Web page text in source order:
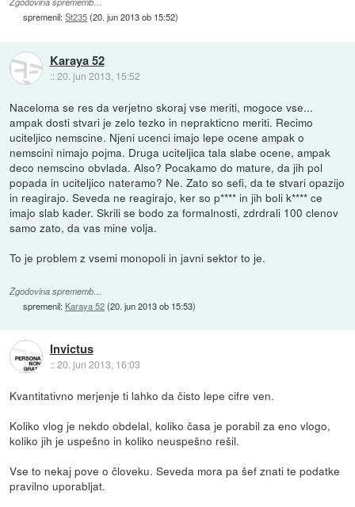
spremenil:St235(20. jun 2013 ob 15:52)
Karaya 52
::20. jun 2013, 15:52
Naceloma se res da verjetno skoraj vse meriti, mogoce vse...
ampak dosti stvari je zelo tezko in neprakticno meriti. Recimo
uciteljico nemscine. Njeni ucenci imajo lepe ocene ampak o
nemscini nimajo pojma. Druga uciteljica tala slabe ocene, ampak
deco nemscino obvlada. Also? Pocakamo do mature, da jih pol
popada in uciteljico nateramo? Ne. Zato so sefi, da te stvari opazijo
in reagirajo. Seveda ne reagirajo, ker so p**** in jih boli k**** ce
imajo slab kader. Skrili se bodo za formalnosti, zdrdrali 100 clenov
samo zato, da vas mine volja.
To je problem z vsemi monopoli in javni sektor to je.
Zgodovina sprememb…
spremenil: Karaya 52(20. jun 2013 ob 15:53)
Invictus
::20. jun 2013, 16:03
Kvantitativno merjenje ti lahko da čisto lepe cifre ven.
Koliko vlog je nekdo obdelal, koliko časa je porabil za eno vlogo,
koliko jih je uspešno in koliko neuspešno rešil.
Vse to nekaj pove o človeku. Seveda mora pa šef znati te podatke
pravilno uporabljat.